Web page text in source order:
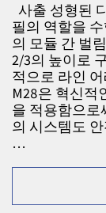
사출 성형된
필의 역할을 수
의 모듈 간 벌
2/3의 높이로
적으로 라인
M28은 혁신적
을 적용함으로
의 시스템도
…